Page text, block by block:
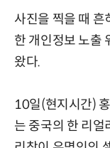
사진을 찍을 때
한 개인정보 노출
왔다.
10일(현지시간)
는 중국의 한 리